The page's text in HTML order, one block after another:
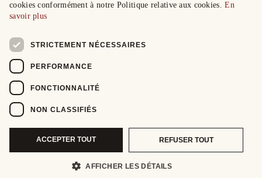
cookies conformément à notre Politique relative aux cookies.En
savoir plus
STRICTEMENT NÉCESSAIRES
PERFORMANCE
FONCTIONNALITÉ
NON CLASSIFIÉS
ACCEPTER TOUT REFUSER TOUT
AFFICHER LES DÉTAILS